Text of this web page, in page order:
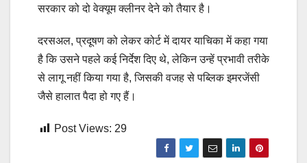
सरकार को दो वेक्यूम क्लीनर देने को तैयार है।
दरसअल, प्रदूषण को लेकर कोर्ट में दायर याचिका में कहा गया
है कि उसने पहले कई निर्देश दिए थे, लेकिन उन्हें प्रभावी तरीके
से लागू नहीं किया गया है, जिसकी वजह से पब्लिक इमरजेंसी
जैसे हालात पैदा हो गए हैं।
Post Views: 29